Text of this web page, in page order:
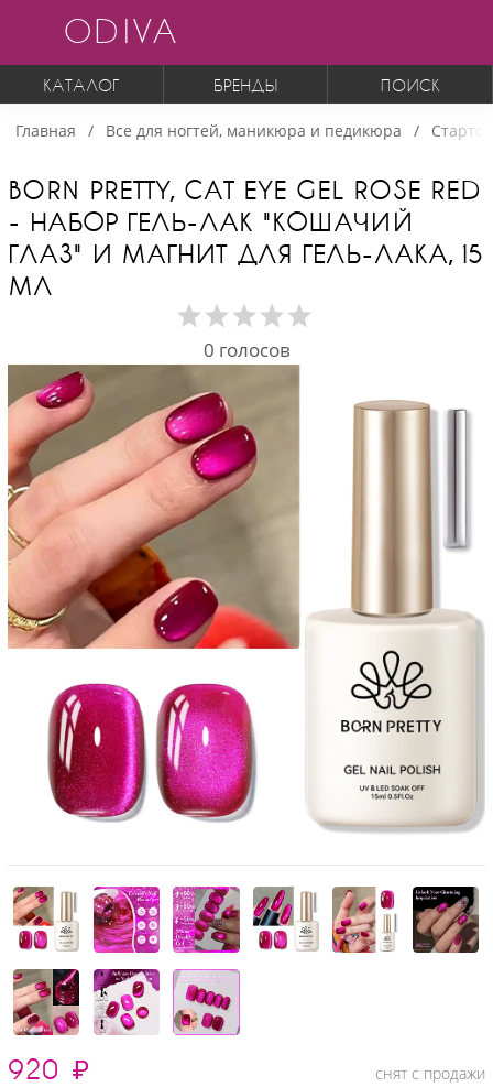
ODIVA
КАТАЛОГ БРЕНДЫ ПОИСК
Главная Все для ногтей, маникюра и педикюра
BORN PRETTY, CAT EYE GEL ROSE RED
- НАБОР ГЕЛЬ-ЛАК "КОШАЧИЙ
ГЛАЗ" И МАГНИТ ДЛЯ ГЕЛЬ-ЛАКА, 15
МЛ
0 голосов
920 ₽
снят с продажи